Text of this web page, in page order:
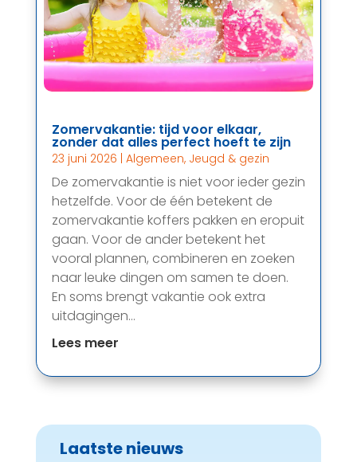
Zomervakantie: tijd voor elkaar,
zonder dat alles perfect hoeft te zijn
23 juni 2026 | Algemeen, Jeugd & gezin
De zomervakantie is niet voor ieder gezin
hetzelfde. Voor de één betekent de
zomervakantie koffers pakken en eropuit
gaan. Voor de ander betekent het
vooral plannen, combineren en zoeken
naar leuke dingen om samen te doen.
En soms brengt vakantie ook extra
uitdagingen...
Lees meer
Laatste nieuws